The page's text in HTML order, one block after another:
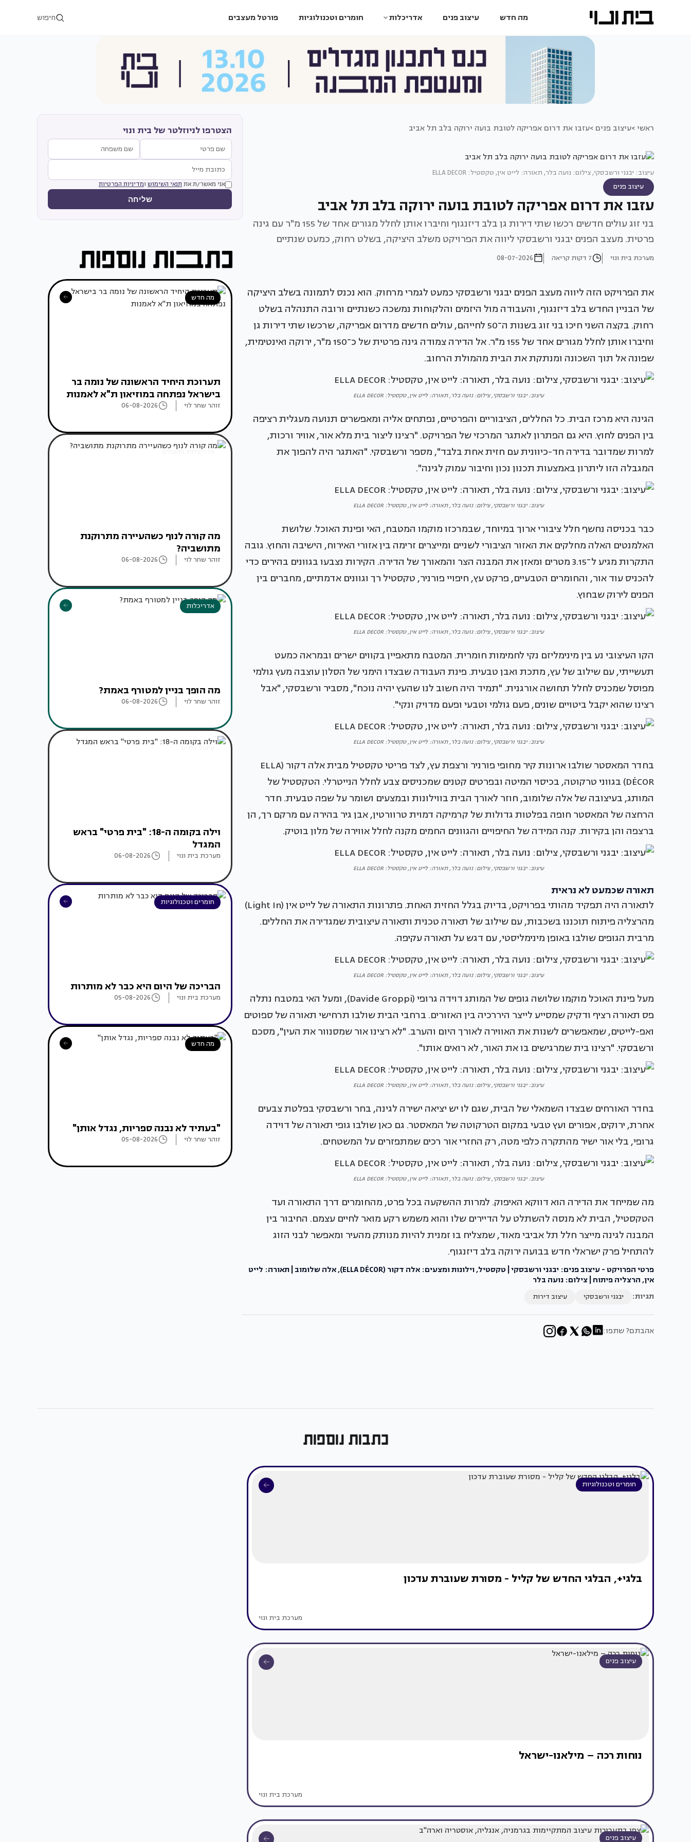
מה חדש עיצוב פנים אדריכלות חומרים וטכנולוגיות פורטל מעצבים חיפוש
ראשי >עיצוב פנים >עזבו את דרום אפריקה לטובת בועה ירוקה בלב תל אביב
עיצוב: יבגני ורשבסקי, צילום: נועה בלר, תאורה: לייט אין, טקסטיל: ELLA DECOR
עיצוב פנים
עזבו את דרום אפריקה לטובת בועה ירוקה בלב תל אביב
בני זוג עולים חדשים רכשו שתי דירות גן בלב דיזנגוף וחיברו אותן לחלל מגורים אחד של 155 מ"ר עם גינה
פרטית. מעצב הפנים יבגני ורשבסקי ליווה את הפרויקט משלב היציקה, בשלט רחוק, כמעט שנתיים
מערכת בית ונוי 7 דקות קריאה 08-07-2026
את הפרויקט הזה ליווה מעצב הפנים יבגני ורשבסקי כמעט לגמרי מרחוק. הוא נכנס לתמונה בשלב היציקה
של הבניין החדש בלב דיזנגוף, והעבודה מול היזמים והלקוחות נמשכה כשנתיים ורובה התנהלה בשלט
רחוק. בקצה השני חיכו בני זוג בשנות ה־50 לחייהם, עולים חדשים מדרום אפריקה, שרכשו שתי דירות גן
וחיברו אותן לחלל מגורים אחד של 155 מ"ר. אל הדירה צמודה גינה פרטית של כ־150 מ"ר, ירוקה ואינטימית,
שפונה אל תוך השכונה ומנתקת את הבית מהמולת הרחוב.
עיצוב: יבגני ורשבסקי, צילום: נועה בלר, תאורה: לייט אין, טקסטיל: ELLA DECOR
הגינה היא מרכז הבית. כל החללים, הציבוריים והפרטיים, נפתחים אליה ומאפשרים תנועה מעגלית רציפה
בין הפנים לחוץ. היא גם הפתרון לאתגר המרכזי של הפרויקט. "רצינו ליצור בית מלא אור, אוויר ורכות,
למרות שמדובר בדירה חד-כיוונית עם חזית אחת בלבד", מספר ורשבסקי. "האתגר היה להפוך את
המגבלה הזו ליתרון באמצעות תכנון נכון וחיבור עמוק לגינה".
עיצוב: יבגני ורשבסקי, צילום: נועה בלר, תאורה: לייט אין, טקסטיל: ELLA DECOR
כבר בכניסה נחשף חלל ציבורי ארוך במיוחד, שבמרכזו מוקמו המטבח, האי ופינת האוכל. שלושת
האלמנטים האלה מחלקים את האזור הציבורי לשניים ומייצרים זרימה בין אזורי האירוח, הישיבה והחוץ. גובה
התקרות מגיע ל־3.15 מטרים ומאזן את המבנה הצר והמאורך של הדירה. הקירות נצבעו בגוונים בהירים כדי
להכניס עוד אור, והחומרים הטבעיים, פרקט עץ, חיפויי פורניר, טקסטיל רך וגוונים אדמתיים, מחברים בין
הפנים לירוק שבחוץ.
עיצוב: יבגני ורשבסקי, צילום: נועה בלר, תאורה: לייט אין, טקסטיל: ELLA DECOR
הקו העיצובי נע בין מינימליזם נקי לחמימות חומרית. המטבח מתאפיין בקווים ישרים ובמראה כמעט
תעשייתי, עם שילוב של עץ, מתכת ואבן טבעית. פינת העבודה שבצדו הימני של הסלון עוצבה מעץ גולמי
מפוסל שמכניס לחלל תחושה אורגנית. "תמיד היה חשוב לנו שהעץ יהיה נוכח", מסביר ורשבסקי, "אבל
רצינו שהוא יקבל ביטויים שונים, פעם גולמי וטבעי ופעם מדויק ונקי".
עיצוב: יבגני ורשבסקי, צילום: נועה בלר, תאורה: לייט אין, טקסטיל: ELLA DECOR
בחדר המאסטר שולבו ארונות קיר מחופי פורניר ורצפת עץ, לצד פריטי טקסטיל מבית אלה דקור (ELLA
DÉCOR) בגווני טרקוטה, בכיסוי המיטה ובפרטים קטנים שמכניסים צבע לחלל הנייטרלי. הטקסטיל של
המותג, בעיצובה של אלה שלומוב, חוזר לאורך הבית בווילונות ובמצעים ושומר על שפה טבעית. חדר
הרחצה של המאסטר חופה בפלטות גדולות של קרמיקה דמוית טרוורטין, אבן גיר בהירה עם מרקם רך, הן
ברצפה והן בקירות. קנה המידה של החיפויים והגוונים החמים מקנה לחלל אווירה של מלון בוטיק.
עיצוב: יבגני ורשבסקי, צילום: נועה בלר, תאורה: לייט אין, טקסטיל: ELLA DECOR
תאורה שכמעט לא נראית
לתאורה היה תפקיד מהותי בפרויקט, בדיוק בגלל החזית האחת. פתרונות התאורה של לייט אין (Light In)
מהרצליה פיתוח תוכננו בשכבות, עם שילוב של תאורה טכנית ותאורה עיצובית שמגדירה את החללים.
מרבית הגופים שולבו באופן מינימליסטי, עם דגש על תאורה עקיפה.
עיצוב: יבגני ורשבסקי, צילום: נועה בלר, תאורה: לייט אין, טקסטיל: ELLA DECOR
מעל פינת האוכל מוקמו שלושה גופים של המותג דוידה גרופי (Davide Groppi), ומעל האי במטבח נתלה
פס תאורה רציף ודקיק שמסייע לייצר היררכיה בין האזורים. ברחבי הבית שולבו תרחישי תאורה של ספוטים
ואפ-לייטים, שמאפשרים לשנות את האווירה לאורך היום והערב. "לא רצינו אור שמסנוור את העין", מסכם
ורשבסקי. "רצינו בית שמרגישים בו את האור, לא רואים אותו".
עיצוב: יבגני ורשבסקי, צילום: נועה בלר, תאורה: לייט אין, טקסטיל: ELLA DECOR
בחדר האורחים שבצדו השמאלי של הבית, שגם לו יש יציאה ישירה לגינה, בחר ורשבסקי בפלטת צבעים
אחרת, ירוקים, אפורים ועץ טבעי במקום הטרקוטה של המאסטר. גם כאן שולבו גופי תאורה של דוידה
גרופי, בלי אור ישיר מהתקרה כלפי מטה, רק החזרי אור רכים שמתפזרים על המשטחים.
עיצוב: יבגני ורשבסקי, צילום: נועה בלר, תאורה: לייט אין, טקסטיל: ELLA DECOR
מה שמייחד את הדירה הוא דווקא האיפוק. למרות ההשקעה בכל פרט, מהחומרים דרך התאורה ועד
הטקסטיל, הבית לא מנסה להשתלט על הדיירים שלו והוא משמש רקע מואר לחיים עצמם. החיבור בין
המבנה לגינה מייצר חלל תל אביבי מאוד, שמצליח בו זמנית להיות מנותק מהעיר ומאפשר לבני הזוג
להתחיל פרק ישראלי חדש בבועה ירוקה בלב דיזנגוף.
פרטי הפרויקט - עיצוב פנים: יבגני ורשבסקי | טקסטיל, וילונות ומצעים: אלה דקור (ELLA DÉCOR), אלה שלומוב | תאורה: לייט
אין, הרצליה פיתוח | צילום: נועה בלר
תגיות:
יבגני ורשבסקי עיצוב דירות
אהבתם? שתפו:
הצטרפו לניוזלטר של בית ונוי
אני מאשר/ת את תנאי השימוש ומדיניות הפרטיות
שליחה
מה חדש
תערוכת היחיד הראשונה של נומה בר
בישראל נפתחה במוזיאון ת"א לאמנות
זוהר שחר לוי 06-08-2026
אדריכלות מהעולם
מה קורה לנוף כשהעיירה מתרוקנת
מתושביה?
זוהר שחר לוי 06-08-2026
אדריכלות
מה הופך בניין למטורף באמת?
זוהר שחר לוי 06-08-2026
עיצוב בתים
וילה בקומה ה-18: "בית פרטי" בראש
המגדל
מערכת בית ונוי 06-08-2026
חומרים וטכנולוגיות
הבריכה של היום היא כבר לא מותרות
מערכת בית ונוי 05-08-2026
מה חדש
"בעתיד לא נבנה ספריות, נגדל אותן"
זוהר שחר לוי 05-08-2026
כתבות נוספות
חומרים וטכנולוגיות
בלגי+, הבלגי החדש של קליל - מסורת שעוברת עדכון
מערכת בית ונוי
עיצוב פנים
נוחות רכה – מילאנו-ישראל
מערכת בית ונוי
עיצוב פנים